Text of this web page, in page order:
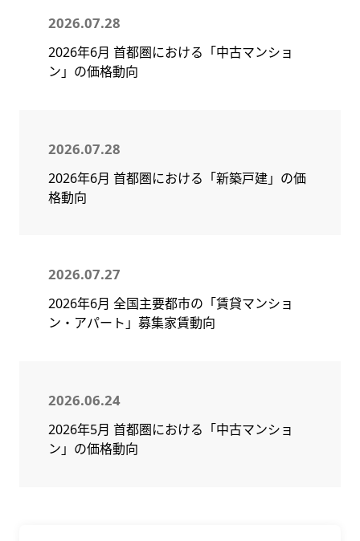
2026.07.28
2026年6月 首都圏における「中古マンショ
ン」の価格動向
2026.07.28
2026年6月 首都圏における「新築戸建」の価
格動向
2026.07.27
2026年6月 全国主要都市の「賃貸マンショ
ン・アパート」募集家賃動向
2026.06.24
2026年5月 首都圏における「中古マンショ
ン」の価格動向